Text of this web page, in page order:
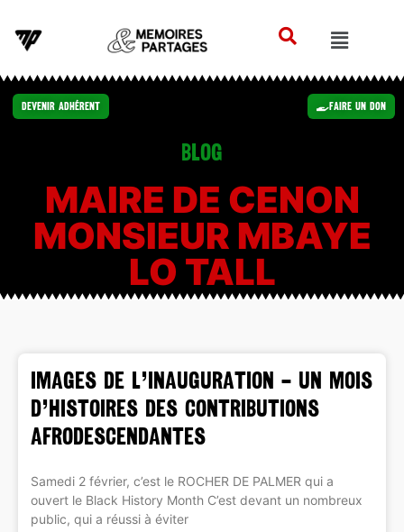
Devenir Adhérent Faire un Don
Blog
MAIRE DE CENON
MONSIEUR MBAYE
LO TALL
IMAGES DE L’INAUGURATION – Un mois
d’histoires des contributions
Afrodescendantes
Samedi 2 février, c’est le ROCHER DE PALMER qui a
ouvert le Black History Month C’est devant un nombreux
public, qui a réussi à éviter